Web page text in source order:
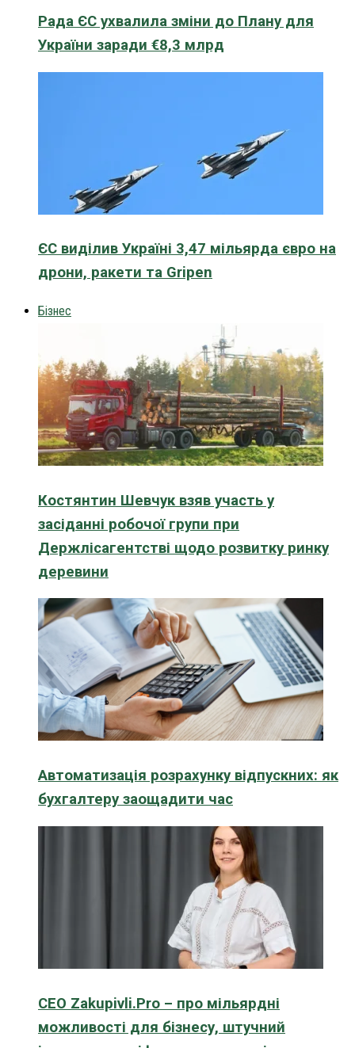
Рада ЄС ухвалила зміни до Плану для
України заради €8,3 млрд
ЄС виділив Україні 3,47 мільярда євро на
дрони, ракети та Gripen
Бізнес
Костянтин Шевчук взяв участь у
засіданні робочої групи при
Держлісагентстві щодо розвитку ринку
деревини
Автоматизація розрахунку відпускних: як
бухгалтеру заощадити час
CEO Zakupivli.Pro – про мільярдні
можливості для бізнесу, штучний